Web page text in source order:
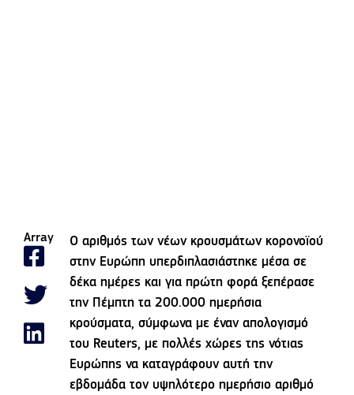
Array
Ο αριθμός των νέων κρουσμάτων κορονοϊού
στην Ευρώπη υπερδιπλασιάστηκε μέσα σε
δέκα ημέρες και για πρώτη φορά ξεπέρασε
την Πέμπτη τα 200.000 ημερήσια
κρούσματα, σύμφωνα με έναν απολογισμό
του Reuters, με πολλές χώρες της νότιας
Ευρώπης να καταγράφουν αυτή την
εβδομάδα τον υψηλότερο ημερήσιο αριθμό